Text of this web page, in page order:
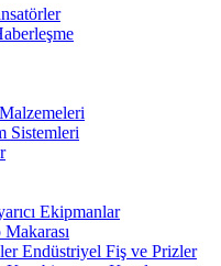
Sistemleri
Ekipmanlar
Endüstriyel Fiş ve Prizler